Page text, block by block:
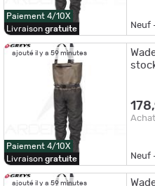
Paiement 4/10X
Livraison gratuite Neuf
ajouté il y a 59 minutes
Paiement 4/10X
Livraison gratuite Neuf
ajouté il y a 59 minutes